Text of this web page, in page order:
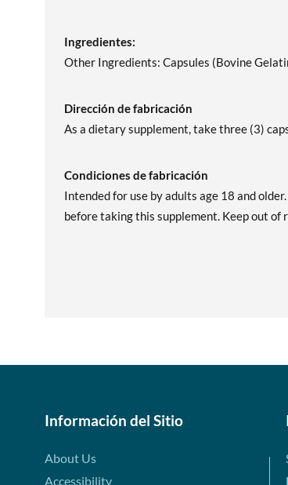
Ingredientes:
Other Ingredients: Capsules (Bovine
Dirección de fabricación
As a dietary supplement, take three (3)
Condiciones de fabricación
Intended for use by adults age 18 and
before taking this supplement. Keep out of
Información del Sitio
About Us
Accessibility